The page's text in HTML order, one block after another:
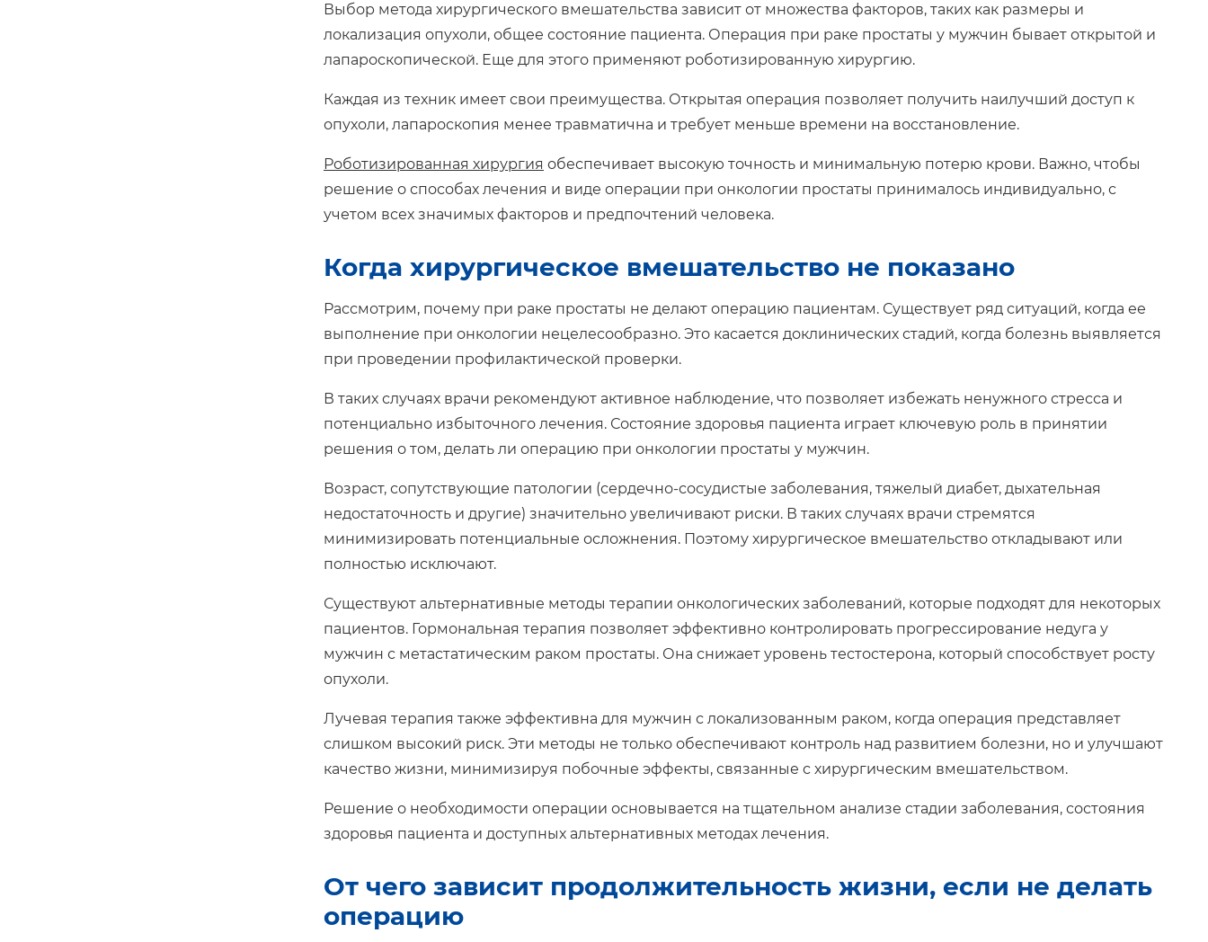
Выбор метода хирургического вмешательства зависит от множества факторов, таких как размеры и
локализация опухоли, общее состояние пациента. Операция при раке простаты у мужчин бывает открытой и
лапароскопической. Еще для этого применяют роботизированную хирургию.
Каждая из техник имеет свои преимущества. Открытая операция позволяет получить наилучший доступ к
опухоли, лапароскопия менее травматична и требует меньше времени на восстановление.
Роботизированная хирургия обеспечивает высокую точность и минимальную потерю крови. Важно, чтобы
решение о способах лечения и виде операции при онкологии простаты принималось индивидуально, с
учетом всех значимых факторов и предпочтений человека.
Когда хирургическое вмешательство не показано
Рассмотрим, почему при раке простаты не делают операцию пациентам. Существует ряд ситуаций, когда ее
выполнение при онкологии нецелесообразно. Это касается доклинических стадий, когда болезнь выявляется
при проведении профилактической проверки.
В таких случаях врачи рекомендуют активное наблюдение, что позволяет избежать ненужного стресса и
потенциально избыточного лечения. Состояние здоровья пациента играет ключевую роль в принятии
решения о том, делать ли операцию при онкологии простаты у мужчин.
Возраст, сопутствующие патологии (сердечно-сосудистые заболевания, тяжелый диабет, дыхательная
недостаточность и другие) значительно увеличивают риски. В таких случаях врачи стремятся
минимизировать потенциальные осложнения. Поэтому хирургическое вмешательство откладывают или
полностью исключают.
Существуют альтернативные методы терапии онкологических заболеваний, которые подходят для некоторых
пациентов. Гормональная терапия позволяет эффективно контролировать прогрессирование недуга у
мужчин с метастатическим раком простаты. Она снижает уровень тестостерона, который способствует росту
опухоли.
Лучевая терапия также эффективна для мужчин с локализованным раком, когда операция представляет
слишком высокий риск. Эти методы не только обеспечивают контроль над развитием болезни, но и улучшают
качество жизни, минимизируя побочные эффекты, связанные с хирургическим вмешательством.
Решение о необходимости операции основывается на тщательном анализе стадии заболевания, состояния
здоровья пациента и доступных альтернативных методах лечения.
От чего зависит продолжительность жизни, если не делать
операцию